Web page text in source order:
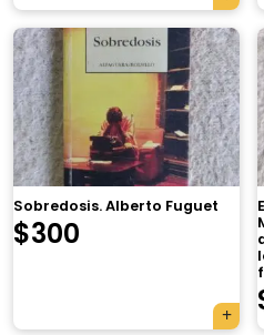
Sobredosis. Alberto Fuguet
$300
Tu carrito
Agregá un